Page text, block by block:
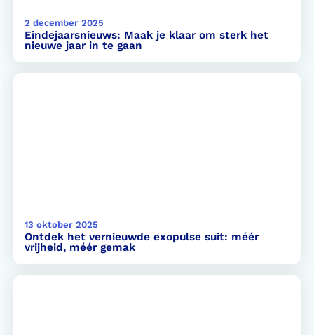
2 december 2025
Eindejaarsnieuws: Maak je klaar om sterk het
nieuwe jaar in te gaan
13 oktober 2025
Ontdek het vernieuwde exopulse suit: méér
vrijheid, méér gemak